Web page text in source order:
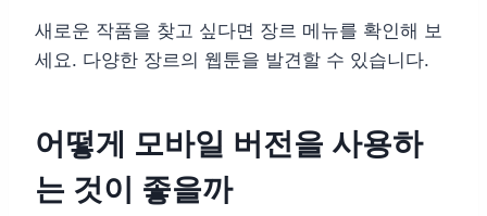
새로운 작품을 찾고 싶다면 장르 메뉴를 확인해 보
세요. 다양한 장르의 웹툰을 발견할 수 있습니다.
어떻게 모바일 버전을 사용하
는 것이 좋을까